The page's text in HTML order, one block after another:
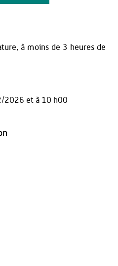
à moins de 3 heures de
2026 et à 10 h00